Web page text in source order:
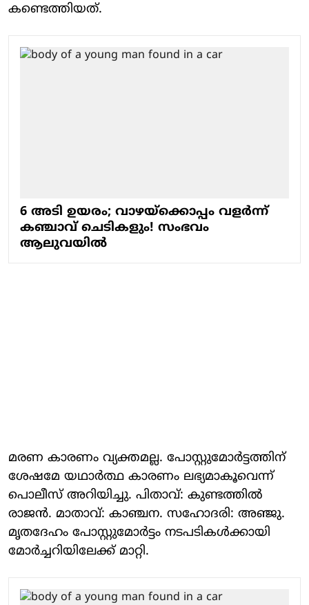
കണ്ടെത്തിയത്.
6 അടി ഉയരം; വാഴയ്ക്കൊപ്പം വളർന്ന്
കഞ്ചാവ് ചെടികളും! സംഭവം
ആലുവയിൽ
മരണ കാരണം വ്യക്തമല്ല. പോസ്റ്റുമോർട്ടത്തിന്
ശേഷമേ യഥാർത്ഥ കാരണം ലഭ്യമാകൂവെന്ന്
പൊലീസ് അറിയിച്ചു. പിതാവ്: കുണ്ടത്തിൽ
രാജൻ. മാതാവ്: കാഞ്ചന. സഹോദരി: അഞ്ജു.
മൃതദേഹം പോസ്റ്റുമോർട്ടം നടപടികൾക്കായി
മോർച്ചറിയിലേക്ക് മാറ്റി.